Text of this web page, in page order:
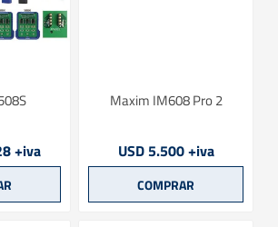
+iva
Maxim IM608 Pro 2
USD 5.500 +iva